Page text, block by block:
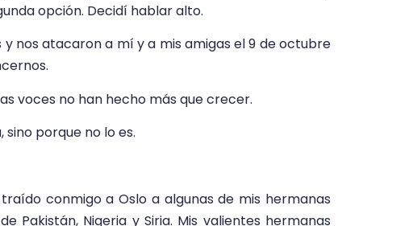
opción. Decidí hablar alto.
nos atacaron a mí y a mis amigas el 9 de octubre
voces no han hecho más que crecer.
porque no lo es.
conmigo a Oslo a algunas de mis hermanas
Pakistán, Nigeria y Siria. Mis valientes hermanas